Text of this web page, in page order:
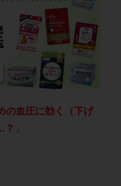
の血圧に効く（下げ
？